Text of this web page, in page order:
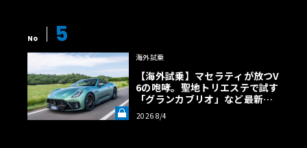
No 5
海外試乗
【海外試乗】マセラティが放つV
6の咆哮。聖地トリエステで試す
「グランカブリオ」など最新ト
ロフェオ3台の官能評価《LE VO
LANT LAB》
2026 8/4